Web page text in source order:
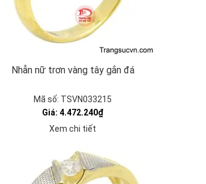
Nhẫn nữ trơn vàng tây gắn đá
Mã số: TSVN033215
Giá: 4.472.240₫
Xem chi tiết